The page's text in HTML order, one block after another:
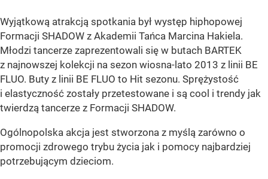
Wyjątkową atrakcją spotkania był występ hiphopowej
Formacji SHADOW z Akademii Tańca Marcina Hakiela.
Młodzi tancerze zaprezentowali się w butach BARTEK
z najnowszej kolekcji na sezon wiosna-lato 2013 z linii BE
FLUO. Buty z linii BE FLUO to Hit sezonu. Sprężystość
i elastyczność zostały przetestowane i są cool i trendy jak
twierdzą tancerze z Formacji SHADOW.
Ogólnopolska akcja jest stworzona z myślą zarówno o
promocji zdrowego trybu życia jak i pomocy najbardziej
potrzebującym dzieciom.